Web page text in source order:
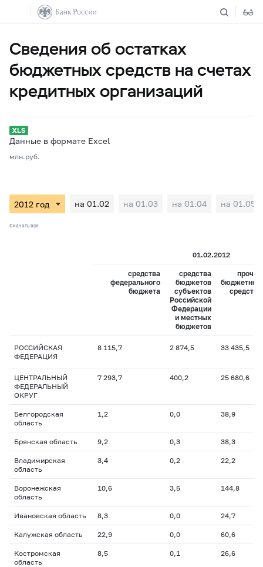
Сведения об остатках
бюджетных средств на счетах
кредитных организаций
Данные в формате Excel
млн.руб.
на 01.02 на 01.03 на 01.04 на 01.05
Скачать все
01.02.2012
средства
федерального
бюджета
средства
бюджетов
субъектов
Российской
Федерации
и местных
бюджетов
прочие
бюджетные
средства
РОССИЙСКАЯ
ФЕДЕРАЦИЯ
8 115,7 2 874,5 33 435,5
ЦЕНТРАЛЬНЫЙ
ФЕДЕРАЛЬНЫЙ
ОКРУГ
7 293,7 400,2 25 680,6
Белгородская
область
1,2 0,0 38,9
Брянская область 9,2 0,3 38,3
Владимирская
область
3,4 0,2 22,2
Воронежская
область
10,6 3,5 144,8
Ивановская область 8,3 0,0 24,7
Калужская область 22,9 0,0 60,6
Костромская
область
8,5 0,1 26,6